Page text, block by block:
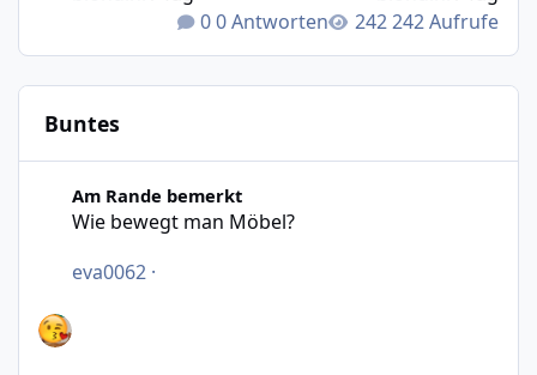
0 Antworten 242 Aufrufe
Buntes
Am Rande bemerkt
Wie bewegt man Möbel?
eva0062 ·